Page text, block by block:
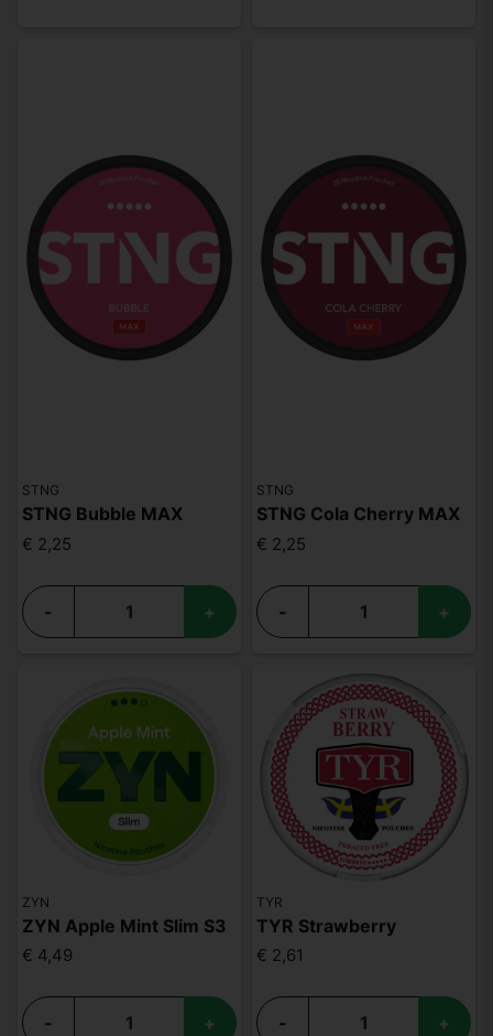
STNG
STNG Bubble MAX
€ 2,25
- +
STNG
STNG Cola Cherry MAX
€ 2,25
- +
ZYN
ZYN Apple Mint Slim S3
€ 4,49
- +
TYR
TYR Strawberry
€ 2,61
- +